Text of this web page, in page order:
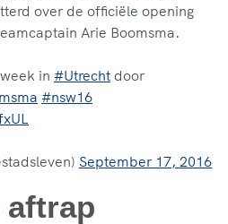
over de officiële opening
Arie Boomsma.
in #Utrecht door
#nsw16
September 17, 2016
aftrap